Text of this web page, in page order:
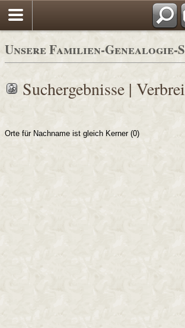
Unsere Familien-Genealogie-
Suchergebnisse |
Orte für Nachname ist gleich Kerner (0)